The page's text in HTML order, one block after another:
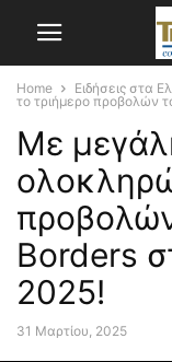
Home Ειδήσεις στα
το τριήμερο προβολών
Με
Borders
2025!
31 Μαρτίου, 2025